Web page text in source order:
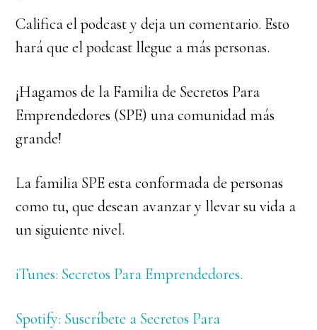
Califica el podcast y deja un comentario. Esto
hará que el podcast llegue a más personas.
¡Hagamos de la Familia de Secretos Para
Emprendedores (SPE) una comunidad más
grande!
La familia SPE esta conformada de personas
como tu, que desean avanzar y llevar su vida a
un siguiente nivel.
iTunes: Secretos Para Emprendedores.
Spotify: Suscríbete a Secretos Para